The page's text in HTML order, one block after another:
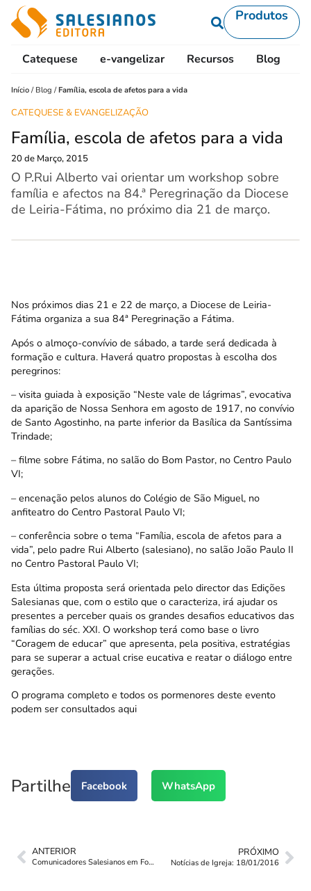
Produtos
Catequese e-vangelizar Recursos Blog
Início / Blog /Família, escola de afetos para a vida
CATEQUESE & EVANGELIZAÇÃO
Família, escola de afetos para a vida
20 de Março, 2015
O P.Rui Alberto vai orientar um workshop sobre
família e afectos na 84.ª Peregrinação da Diocese
de Leiria-Fátima, no próximo dia 21 de março.
Nos próximos dias 21 e 22 de março, a Diocese de Leiria-
Fátima organiza a sua 84ª Peregrinação a Fátima.
Após o almoço-convívio de sábado, a tarde será dedicada à
formação e cultura. Haverá quatro propostas à escolha dos
peregrinos:
– visita guiada à exposição “Neste vale de lágrimas”, evocativa
da aparição de Nossa Senhora em agosto de 1917, no convívio
de Santo Agostinho, na parte inferior da Basílica da Santíssima
Trindade;
– filme sobre Fátima, no salão do Bom Pastor, no Centro Paulo
VI;
– encenação pelos alunos do Colégio de São Miguel, no
anfiteatro do Centro Pastoral Paulo VI;
– conferência sobre o tema “Família, escola de afetos para a
vida”, pelo padre Rui Alberto (salesiano), no salão João Paulo II
no Centro Pastoral Paulo VI;
Esta última proposta será orientada pelo director das Edições
Salesianas que, com o estilo que o caracteriza, irá ajudar os
presentes a perceber quais os grandes desafios educativos das
famílias do séc. XXI. O workshop terá como base o livro
“Coragem de educar” que apresenta, pela positiva, estratégias
para se superar a actual crise eucativa e reatar o diálogo entre
gerações.
O programa completo e todos os pormenores deste evento
podem ser consultados aqui
Partilhe Facebook WhatsApp
ANTERIOR
Comunicadores Salesianos em Formação
PRÓXIMO
Notícias de Igreja: 18/01/2016